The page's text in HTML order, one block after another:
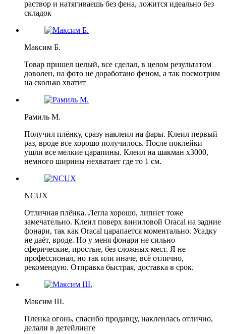
раствор и натягиваешь без фена, ложится идеально без
складок
Максим Б.
Товар пришел целый, все сделал, в целом результатом
доволен, на фото не доработано феном, а так посмотрим
на сколько хватит
Рамиль М.
Получил плёнку, сразу наклеил на фары. Клеил первый
раз, вроде все хорошо получилось. После поклейки
ушли все мелкие царапины. Клеил на шакман х3000,
немного ширины нехватает где то 1 см.
NCUX
Отличная плёнка. Легла хорошо, липнет тоже
замечательно. Клеил поверх виниловой Oracal на задние
фонари, так как Oracal царапается моментально. Усадку
не даёт, вроде. Но у меня фонари не сильно
сферические, простые, без сложных мест. Я не
профессионал, но так или иначе, всё отлично,
рекомендую. Отправка быстрая, доставка в срок.
Максим Ш.
Пленка огонь, спасибо продавцу, наклеилась отлично,
делали в детейлинге